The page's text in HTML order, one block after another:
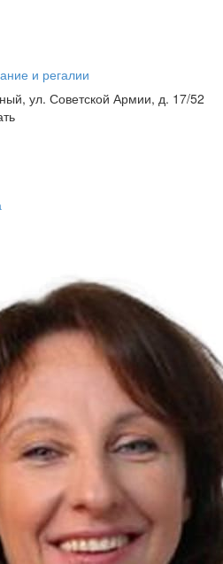
и регалии
ул. Советской Армии, д. 17/52